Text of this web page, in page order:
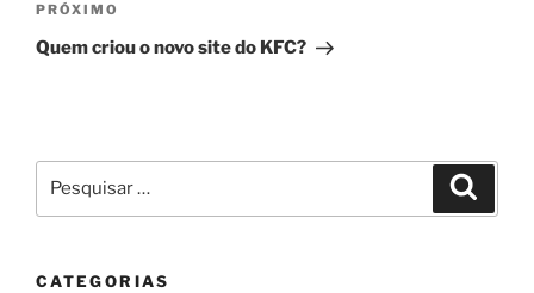
Próximo
post
PRÓXIMO
Quem criou o novo site do KFC?
por:
CATEGORIAS